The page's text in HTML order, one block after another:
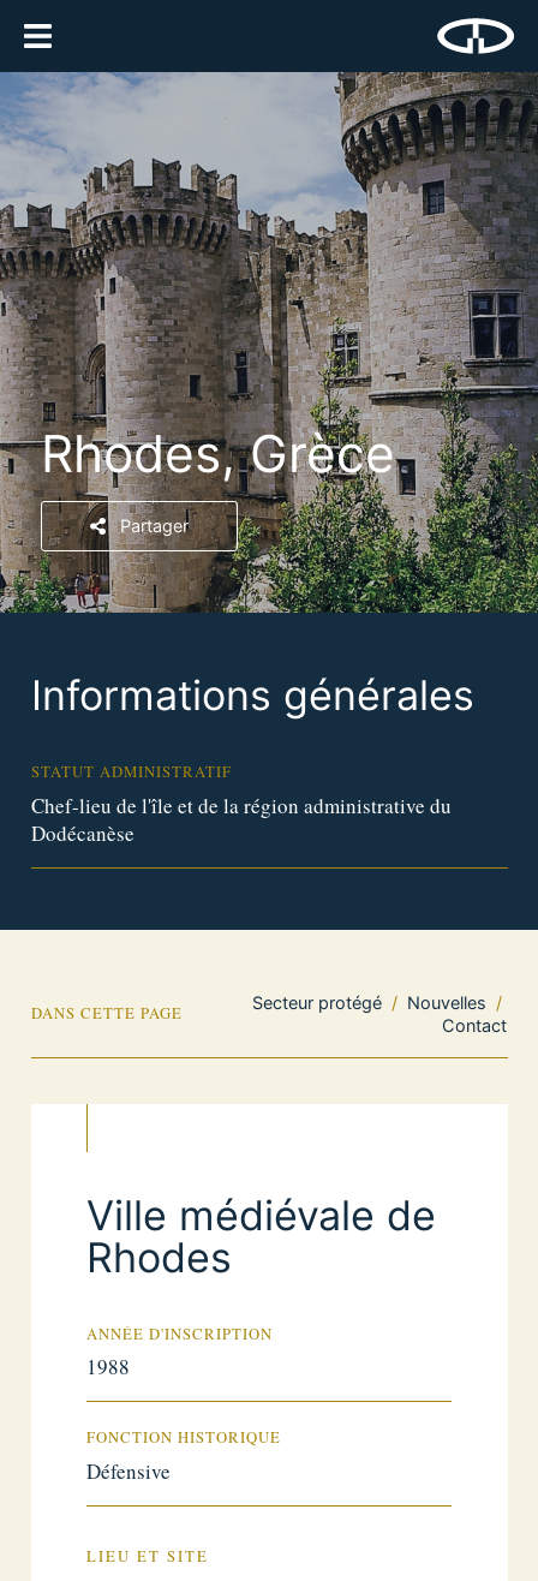
Rhodes, Grèce
Partager
Informations générales
STATUT ADMINISTRATIF
Chef-lieu de l'île et de la région administrative du
Dodécanèse
DANS CETTE PAGE
Secteur protégé / Nouvelles /
Contact
Ville médiévale de
Rhodes
ANNÉE D'INSCRIPTION
1988
FONCTION HISTORIQUE
Défensive
LIEU ET SITE